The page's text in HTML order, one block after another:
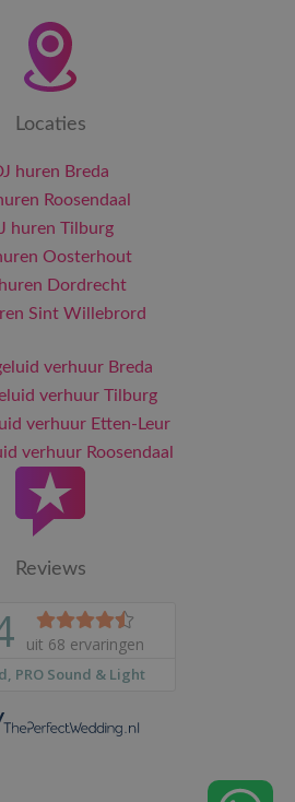
Locaties
huren Breda
Roosendaal
huren Tilburg
Oosterhout
Dordrecht
Sint Willebrord
verhuur Breda
verhuur Tilburg
verhuur Etten-Leur
verhuur Roosendaal
Reviews